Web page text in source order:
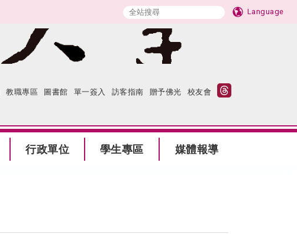
Language
教職專區 圖書館 單一簽入 訪客指南 贈予佛光 校友會
行政單位 學生專區 媒體報導